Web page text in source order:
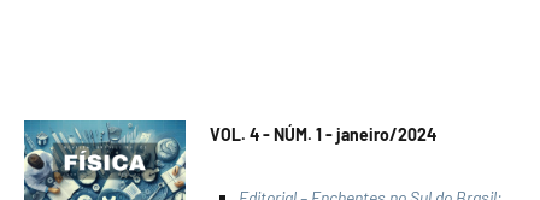
VOL. 4 - NÚM. 1 - janeiro/2024